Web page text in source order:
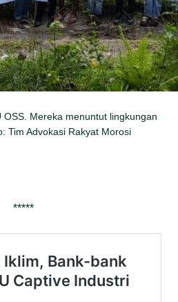
OSS. Mereka menuntut lingkungan
Tim Advokasi Rakyat Morosi
*****